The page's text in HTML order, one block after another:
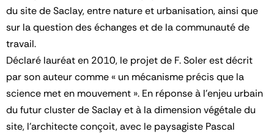
du site de Saclay, entre nature et urbanisation, ainsi que
sur la question des échanges et de la communauté de
travail.
Déclaré lauréat en 2010, le projet de F. Soler est décrit
par son auteur comme « un mécanisme précis que la
science met en mouvement ». En réponse à l’enjeu urbain
du futur cluster de Saclay et à la dimension végétale du
site, l’architecte conçoit, avec le paysagiste Pascal